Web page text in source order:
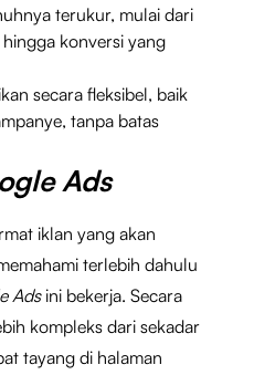
terukur, mulai dari
konversi yang
secara fleksibel, baik
tanpa batas
Ads
iklan yang akan
terlebih dahulu
Adsini bekerja. Secara
kompleks dari sekadar
tayang di halaman